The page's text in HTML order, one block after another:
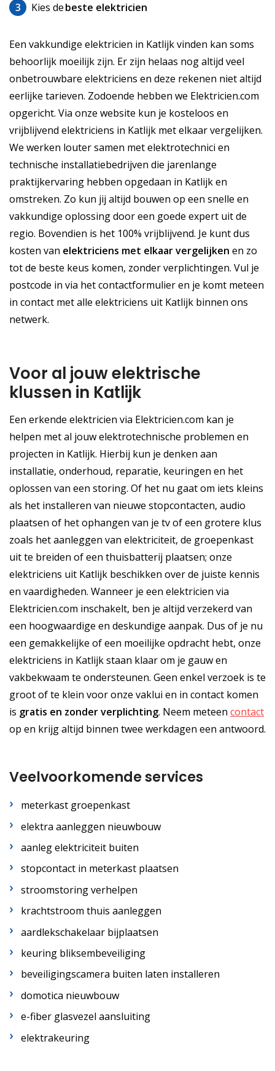
3
Kies debeste elektricien
Een vakkundige elektricien in Katlijk vinden kan soms
behoorlijk moeilijk zijn. Er zijn helaas nog altijd veel
onbetrouwbare elektriciens en deze rekenen niet altijd
eerlijke tarieven. Zodoende hebben we Elektricien.com
opgericht. Via onze website kun je kosteloos en
vrijblijvend elektriciens in Katlijk met elkaar vergelijken.
We werken louter samen met elektrotechnici en
technische installatiebedrijven die jarenlange
praktijkervaring hebben opgedaan in Katlijk en
omstreken. Zo kun jij altijd bouwen op een snelle en
vakkundige oplossing door een goede expert uit de
regio. Bovendien is het 100% vrijblijvend. Je kunt dus
kosten van elektriciens met elkaar vergelijken en zo
tot de beste keus komen, zonder verplichtingen. Vul je
postcode in via het contactformulier en je komt meteen
in contact met alle elektriciens uit Katlijk binnen ons
netwerk.
Voor al jouw elektrische
klussen in Katlijk
Een erkende elektricien via Elektricien.com kan je
helpen met al jouw elektrotechnische problemen en
projecten in Katlijk. Hierbij kun je denken aan
installatie, onderhoud, reparatie, keuringen en het
oplossen van een storing. Of het nu gaat om iets kleins
als het installeren van nieuwe stopcontacten, audio
plaatsen of het ophangen van je tv of een grotere klus
zoals het aanleggen van elektriciteit, de groepenkast
uit te breiden of een thuisbatterij plaatsen; onze
elektriciens uit Katlijk beschikken over de juiste kennis
en vaardigheden. Wanneer je een elektricien via
Elektricien.com inschakelt, ben je altijd verzekerd van
een hoogwaardige en deskundige aanpak. Dus of je nu
een gemakkelijke of een moeilijke opdracht hebt, onze
elektriciens in Katlijk staan klaar om je gauw en
vakbekwaam te ondersteunen. Geen enkel verzoek is te
groot of te klein voor onze vaklui en in contact komen
is gratis en zonder verplichting. Neem meteen contact
op en krijg altijd binnen twee werkdagen een antwoord.
Veelvoorkomende services
meterkast groepenkast
elektra aanleggen nieuwbouw
aanleg elektriciteit buiten
stopcontact in meterkast plaatsen
stroomstoring verhelpen
krachtstroom thuis aanleggen
aardlekschakelaar bijplaatsen
keuring bliksembeveiliging
beveiligingscamera buiten laten installeren
domotica nieuwbouw
e-fiber glasvezel aansluiting
elektrakeuring